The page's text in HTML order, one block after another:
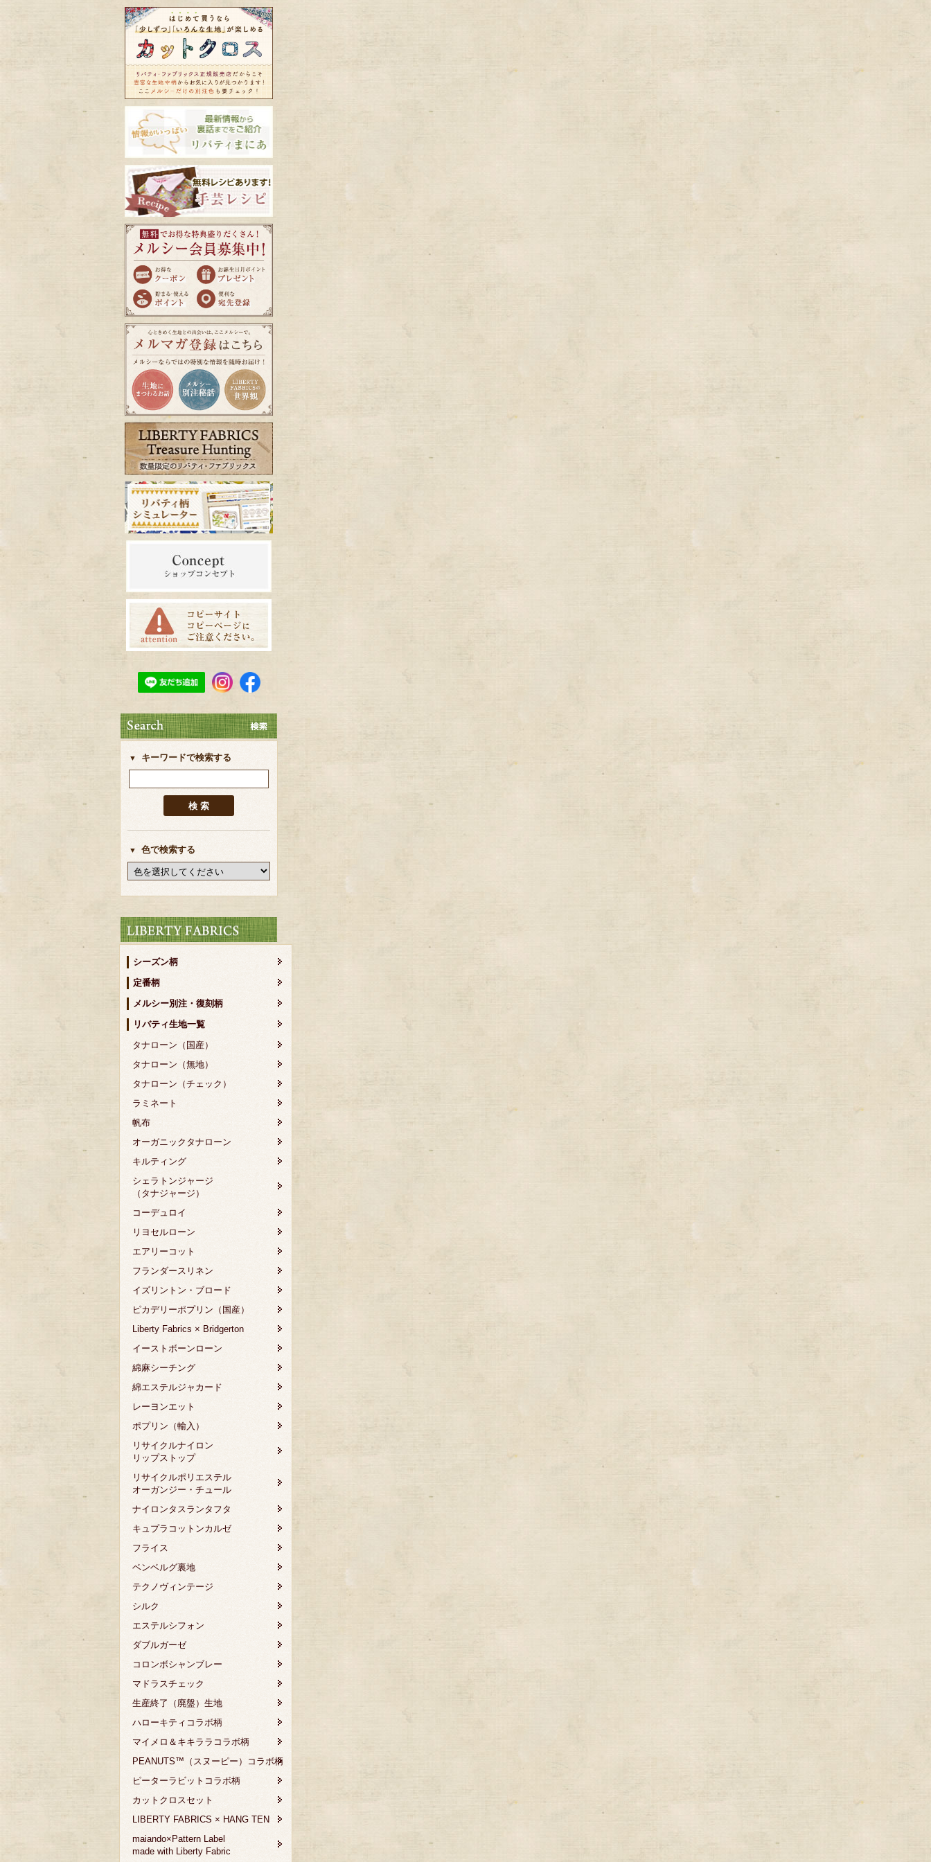
キーワードで検索する
色で検索する
シーズン柄
定番柄
メルシー別注・復刻柄
リバティ生地一覧
タナローン（国産）
タナローン（無地）
タナローン（チェック）
ラミネート
帆布
オーガニックタナローン
キルティング
シェラトンジャージ
（タナジャージ）
コーデュロイ
リヨセルローン
エアリーコット
フランダースリネン
イズリントン・ブロード
ピカデリーポプリン（国産）
Liberty Fabrics × Bridgerton
イーストボーンローン
綿麻シーチング
綿エステルジャカード
レーヨンエット
ポプリン（輸入）
リサイクルナイロン
リップストップ
リサイクルポリエステル
オーガンジー・チュール
ナイロンタスランタフタ
キュプラコットンカルゼ
フライス
ベンベルグ裏地
テクノヴィンテージ
シルク
エステルシフォン
ダブルガーゼ
コロンボシャンブレー
マドラスチェック
生産終了（廃盤）生地
ハローキティコラボ柄
マイメロ＆キキララコラボ柄
PEANUTS™（スヌーピー）コラボ柄
ピーターラビットコラボ柄
カットクロスセット
LIBERTY FABRICS × HANG TEN
maiando×Pattern Label
made with Liberty Fabric